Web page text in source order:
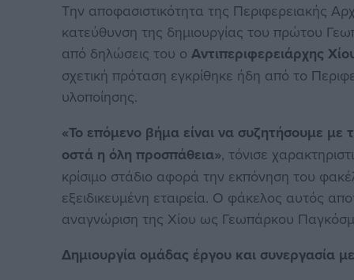
Την αποφασιστικότητα της Περιφερειακής
κατεύθυνση της δημιουργίας του πρώτου
από δηλώσεις του οΑντιπεριφερειάρχης
σχετική πρόταση εγκρίθηκε ήδη από το
υλοποίησης.
«Το επόμενο βήμα είναι να συζητήσουμε με
οστά η όλη προσπάθεια», τόνισε
κρίσιμο στάδιο αφορά την εκπόνηση του
εξειδικευμένη εταιρεία. Ο φάκελος αυτός
αναγνώριση της Χίου ως Γεωπάρκου
Δημιουργία ομάδας έργου και συνεργασία